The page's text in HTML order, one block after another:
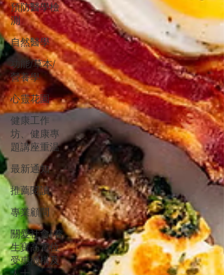
預防醫學檢
測
自然醫學
功能/草本/
營養學
心靈花園
健康工作
坊、健康專
題講座重温
最新通知
推薦閱讀
專業顧問
關愛社會[養
生寶高電位
受惠機構及